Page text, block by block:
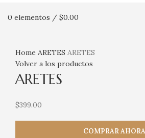
0 elementos / $0.00
Home ARETES ARETES
Volver a los productos
ARETES
$399.00
COMPRAR AHORA